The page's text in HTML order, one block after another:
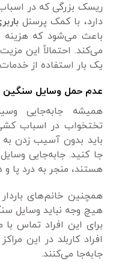
ریسک بزرگی که در
دارد، با کمک پرسنل
باعث می‌شود که هزینه
می‌کند. احتمالاً این
یک بار استفاده از
عدم حمل وسایل سنگین
همیشه جابه‌جایی
تختخواب در اسباب
باید بدون آسیب زدن به
جا کنید. جابه‌جایی
هستند، منجر به درد پا
همچنین خانم‌های
هیچ وجه نباید وسایل
برای این افراد تماس با
افراد کاربلد در این
جابه‌جا می‌کنند.